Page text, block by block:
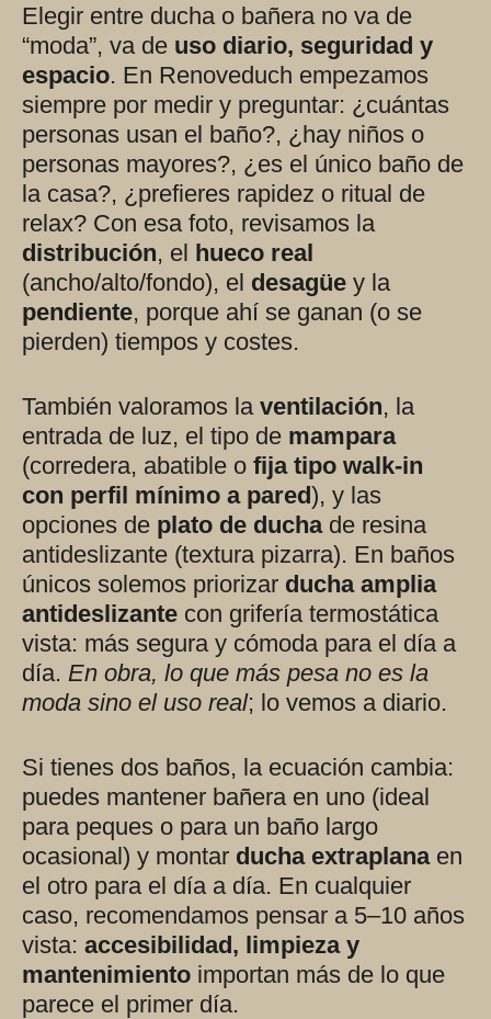
Elegir entre ducha o bañera no va de
“moda”, va de uso diario, seguridad y
espacio. En Renoveduch empezamos
siempre por medir y preguntar: ¿cuántas
personas usan el baño?, ¿hay niños o
personas mayores?, ¿es el único baño de
la casa?, ¿prefieres rapidez o ritual de
relax? Con esa foto, revisamos la
distribución, el hueco real
(ancho/alto/fondo), el desagüe y la
pendiente, porque ahí se ganan (o se
pierden) tiempos y costes.
También valoramos la ventilación, la
entrada de luz, el tipo de mampara
(corredera, abatible o fija tipo walk‑in
con perfil mínimo a pared), y las
opciones de plato de duchade resina
antideslizante (textura pizarra). En baños
únicos solemos priorizar ducha amplia
antideslizante con grifería termostática
vista: más segura y cómoda para el día a
día. En obra, lo que más pesa no es la
moda sino el uso real; lo vemos a diario.
Si tienes dos baños, la ecuación cambia:
puedes mantener bañera en uno (ideal
para peques o para un baño largo
ocasional) y montar ducha extraplanaen
el otro para el día a día. En cualquier
caso, recomendamos pensar a 5–10 años
vista: accesibilidad, limpieza y
mantenimiento importan más de lo que
parece el primer día.